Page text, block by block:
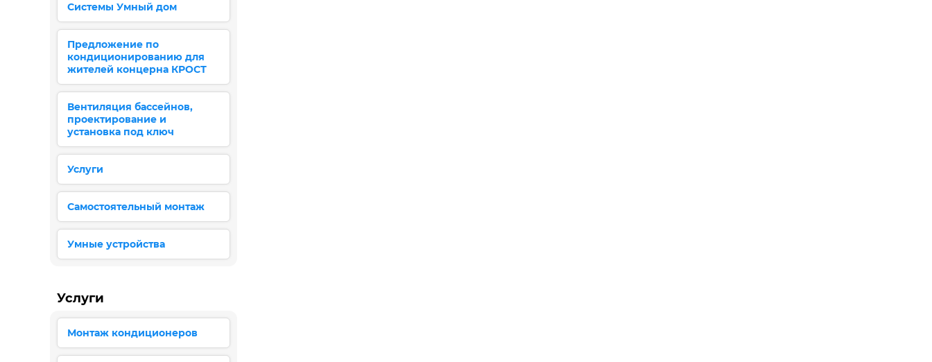
Системы Умный дом
Предложение по
кондиционированию для
жителей концерна КРОСТ
Вентиляция бассейнов,
проектирование и
установка под ключ
Услуги
Самостоятельный монтаж
Умные устройства
Услуги
Монтаж кондиционеров